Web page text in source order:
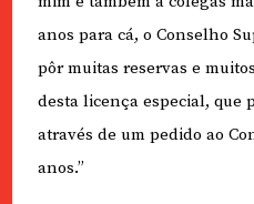
anos para cá, o Conselho
pôr muitas reservas e
desta licença especial, que
através de um pedido ao
anos.”